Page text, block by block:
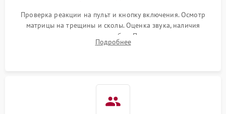
Проверка реакции на пульт и кнопку включения. Осмотр
матрицы на трещины и сколы. Оценка звука, наличия
подсветки и индикаторов ошибок. Подключение тестовых
источников сигнала для выявления симптомов поломки.
Подробнее